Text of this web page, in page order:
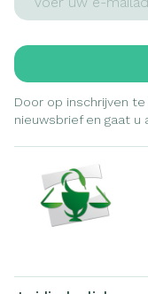
Door op inschrijven
nieuwsbrief en gaat u